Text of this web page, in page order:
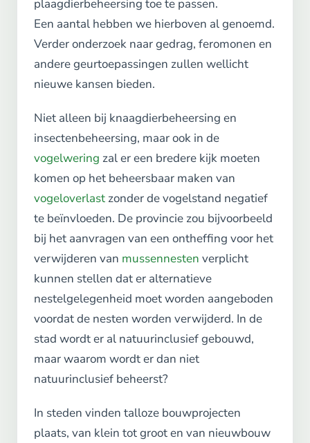
plaagdierbeheersing toe te passen.
Een aantal hebben we hierboven al genoemd.
Verder onderzoek naar gedrag, feromonen en
andere geurtoepassingen zullen wellicht
nieuwe kansen bieden.
Niet alleen bij knaagdierbeheersing en
insectenbeheersing, maar ook in de
vogelwering zal er een bredere kijk moeten
komen op het beheersbaar maken van
vogeloverlast zonder de vogelstand negatief
te beïnvloeden. De provincie zou bijvoorbeeld
bij het aanvragen van een ontheffing voor het
verwijderen van mussennesten verplicht
kunnen stellen dat er alternatieve
nestelgelegenheid moet worden aangeboden
voordat de nesten worden verwijderd. In de
stad wordt er al natuurinclusief gebouwd,
maar waarom wordt er dan niet
natuurinclusief beheerst?
In steden vinden talloze bouwprojecten
plaats, van klein tot groot en van nieuwbouw